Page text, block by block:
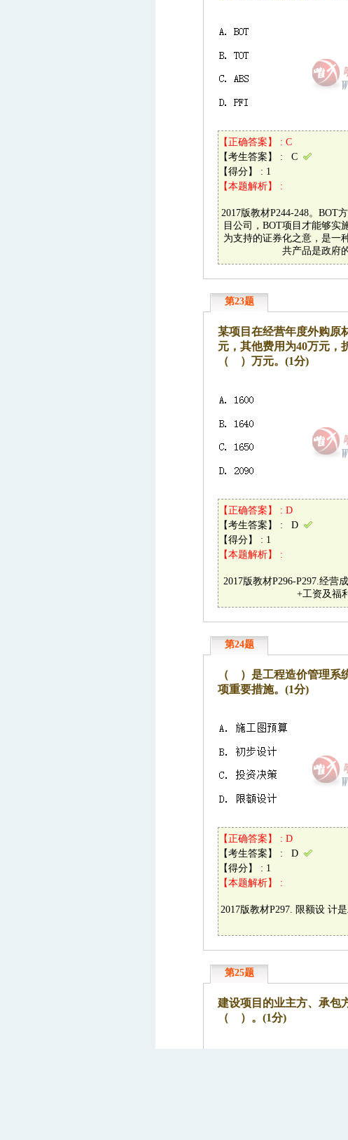
【正确答案】 : C
【考生答案】 : C
【得分】 : 1
【本题解析】 :
2017版教材P244-248。BOT
目公司，BOT项目才能够实
为支持的证券化之意，是一
共产品是政府
第23题
某项目在经营年度外购原
元，其他费用为40万元，
（ ）万元。(1分)
【正确答案】 : D
【考生答案】 : D
【得分】 : 1
【本题解析】 :
2017版教材P296-P297.经
+工资及福
第24题
（ ）是工程造价管理系
项重要措施。(1分)
【正确答案】 : D
【考生答案】 : D
【得分】 : 1
【本题解析】 :
2017版教材P297. 限额设 计
第25题
建设项目的业主方、承包
（ ）。(1分)